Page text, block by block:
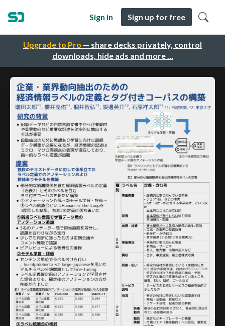
Upgrade to Pro — share decks privately, control
downloads, hide ads and more …
Sign in Sign up for free